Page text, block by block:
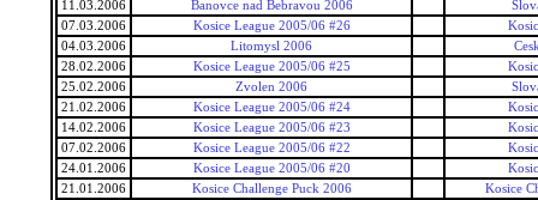
11.03.2006
Banovce nad Bebravou 2006
07.03.2006
Kosice League 2005/06 #26
04.03.2006
Litomysl 2006
28.02.2006
Kosice League 2005/06 #25
25.02.2006
Zvolen 2006
21.02.2006
Kosice League 2005/06 #24
14.02.2006
Kosice League 2005/06 #23
07.02.2006
Kosice League 2005/06 #22
24.01.2006
Kosice League 2005/06 #20
21.01.2006
Kosice Challenge Puck 2006
Kosice